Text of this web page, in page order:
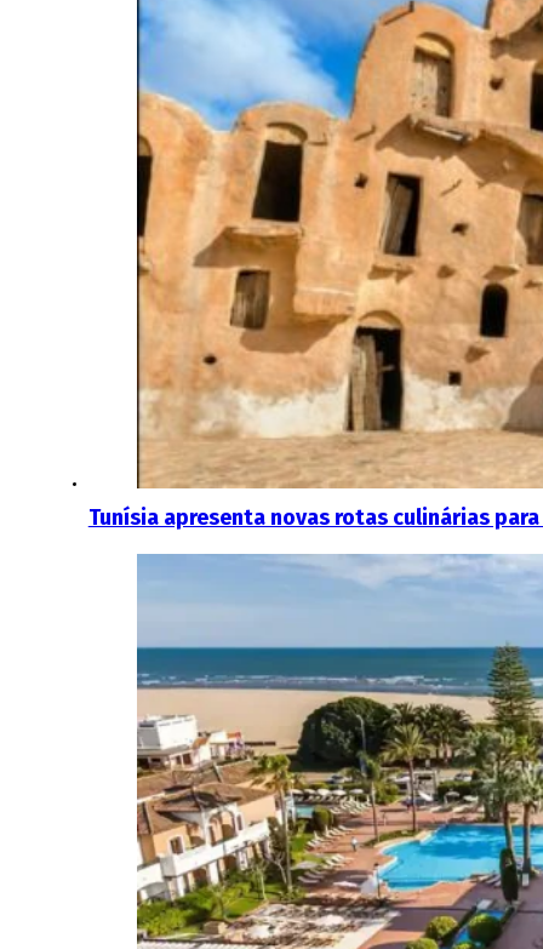
Tunísia apresenta novas rotas culinárias